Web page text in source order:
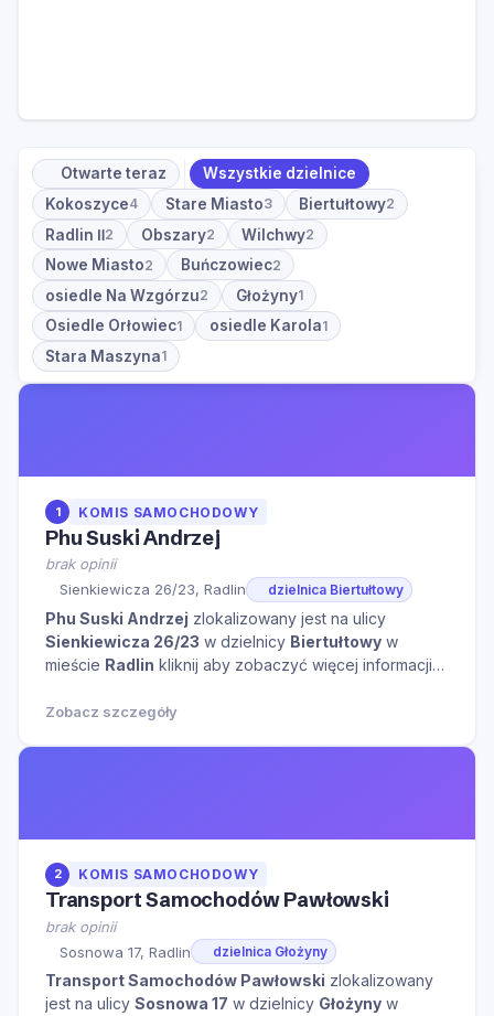
Otwarte teraz
Wszystkie dzielnice
Kokoszyce4 Stare Miasto3 Biertułtowy2
Radlin Ⅱ2 Obszary2 Wilchwy2
Nowe Miasto2 Buńczowiec2
osiedle Na Wzgórzu2 Głożyny1
Osiedle Orłowiec1 osiedle Karola1
Stara Maszyna1
1 KOMIS SAMOCHODOWY
Phu Suski Andrzej
brak opinii
Sienkiewicza 26/23, Radlin
dzielnica Biertułtowy
Phu Suski Andrzej zlokalizowany jest na ulicy
Sienkiewicza 26/23 w dzielnicy Biertułtowy w
mieście Radlin kliknij aby zobaczyć więcej informacji
Zobacz szczegóły
2 KOMIS SAMOCHODOWY
Transport Samochodów Pawłowski
brak opinii
Sosnowa 17, Radlin
dzielnica Głożyny
Transport Samochodów Pawłowski zlokalizowany
jest na ulicy Sosnowa 17 w dzielnicy Głożyny w